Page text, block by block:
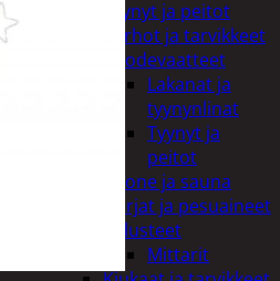
Tyynyt ja peitot
Verhot ja tarvikkeet
Vuodevaatteet
Lakanat ja
tyynynlinat
Tyynyt ja
peitot
Kylpyhuone ja sauna
Harjat ja pesuaineet
Kalusteet
Mittarit